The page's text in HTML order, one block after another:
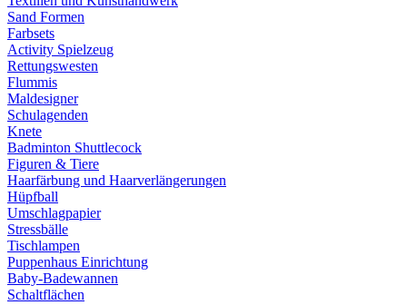
Sand Formen
Farbsets
Activity Spielzeug
Rettungswesten
Flummis
Maldesigner
Schulagenden
Knete
Badminton Shuttlecock
Figuren & Tiere
Haarfärbung und Haarverlängerungen
Hüpfball
Umschlagpapier
Stressbälle
Tischlampen
Puppenhaus Einrichtung
Baby-Badewannen
Schaltflächen